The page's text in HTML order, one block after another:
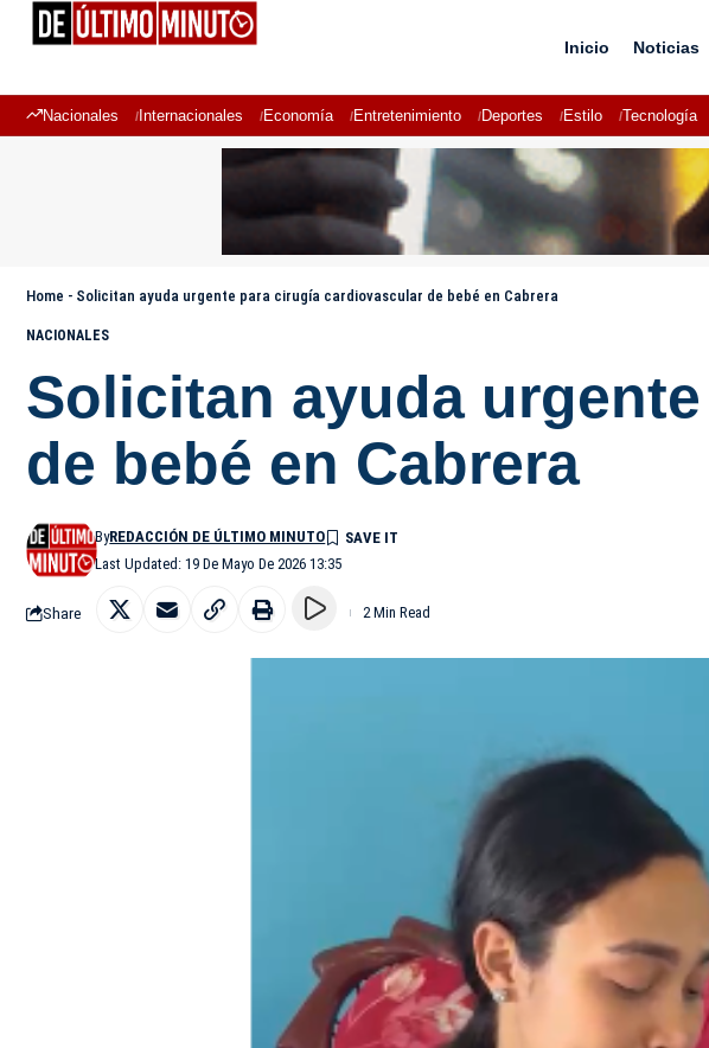
Inicio Noticias
Nacionales Internacionales Economía Entretenimiento Deportes Estilo Tecnología
Home - Solicitan ayuda urgente para cirugía cardiovascular de bebé en Cabrera
NACIONALES
Solicitan ayuda
de bebé en Cabrera
Last Updated: 19 De Mayo De 2026 13:35
ByREDACCIÓN DE ÚLTIMO MINUTO
Share 2 Min Read